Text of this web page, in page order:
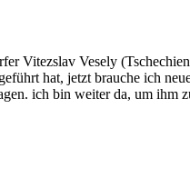
Vitezslav Vesely
hat, jetzt brauche ich
ich bin weiter da, um ihm